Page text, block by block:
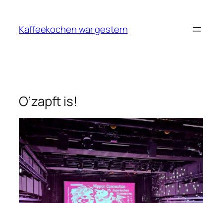
springen
Kaffeekochen war gestern
O’zapft is!